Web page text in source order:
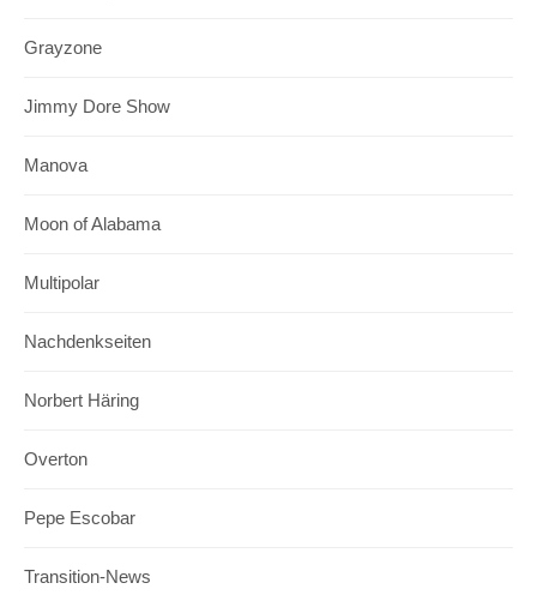
Grayzone
Jimmy Dore Show
Manova
Moon of Alabama
Multipolar
Nachdenkseiten
Norbert Häring
Overton
Pepe Escobar
Transition-News